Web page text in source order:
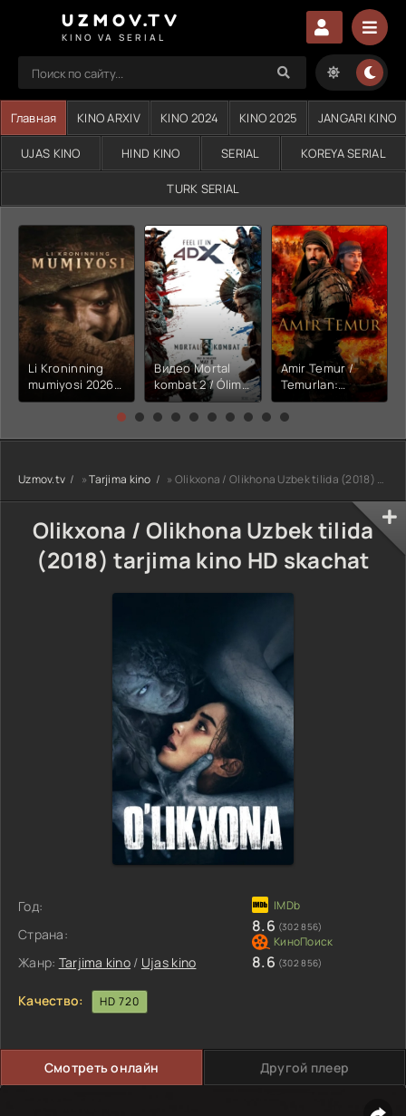
UZMOV.TV
KINO VA SERIAL
Главная KINO ARXIV KINO 2024 KINO 2025 JANGARI KINO
UJAS KINO HIND KINO SERIAL KOREYA SERIAL
TURK SERIAL
Li Kroninning
mumiyosi 2026
(uzbek tilida
kino) tarjima HD
Видео Mortal
kombat 2 / Ólim
jangi 2 (2026)
Uzbek tilida
Amir Temur /
Temurlan:
Fathchining
yuksalishi
tarjima kino Full
HD tas-ix
Uzmov.tv »Tarjima kino » Olikxona / Olikhona Uzbek tilida (2018) tarjima kino HD skachat
Olikxona / Olikhona Uzbek tilida
(2018) tarjima kino HD skachat
Год:
Страна:
Жанр: Tarjima kino / Ujas kino
8.6 (302 856)
8.6 (302 856)
Качество: HD 720
Смотреть онлайн Другой плеер